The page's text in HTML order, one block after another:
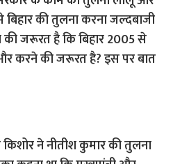
बिहार की तुलना करना जल्दबाजी
जरूरत है कि बिहार 2005 से
करने की जरूरत है? इस पर बात
किशोर ने नीतीश कुमार की तुलना